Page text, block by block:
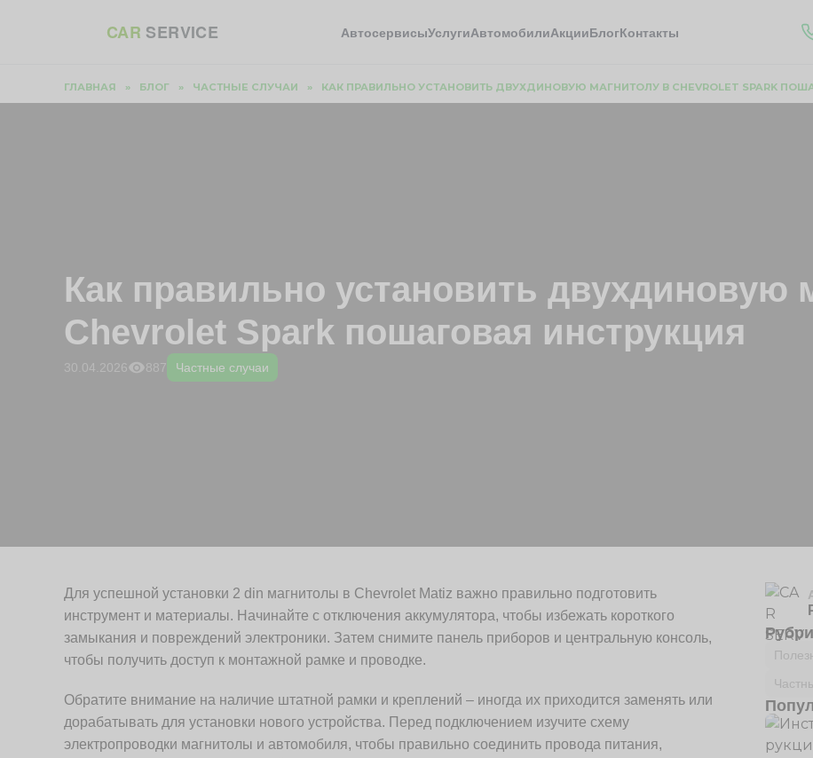
CAR SERVICE АвтосервисыУслугиАвтомобилиАкцииБлогКонтакты
ГЛАВНАЯ » БЛОГ » ЧАСТНЫЕ СЛУЧАИ » КАК ПРАВИЛЬНО УСТАНОВИТЬ ДВУХДИНОВУЮ МАГНИТОЛУ В CHEVROLET SPARK
Как правильно установить двухдиновую
Chevrolet Spark пошаговая инструкция
30.04.2026 887 Частные случаи
Для успешной установки 2 din магнитолы в Chevrolet Matiz важно правильно подготовить
инструмент и материалы. Начинайте с отключения аккумулятора, чтобы избежать короткого
замыкания и повреждений электроники. Затем снимите панель приборов и центральную консоль,
чтобы получить доступ к монтажной рамке и проводке.
Обратите внимание на наличие штатной рамки и креплений – иногда их приходится заменять или
дорабатывать для установки нового устройства. Перед подключением изучите схему
электропроводки магнитолы и автомобиля, чтобы правильно соединить провода питания,